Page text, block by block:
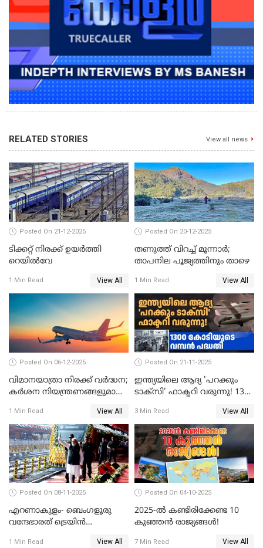
RELATED STORIES View all news
Posted On 21-12-2025
ടിക്കറ്റ് നിരക്ക് ഉയർത്തി
റെയില്‍വേ
1 Min Read View All
Posted On 20-12-2025
തണുത്ത് വിറച്ച് മൂന്നാർ;
താപനില പൂജ്യത്തിനും താഴെ
1 Min Read View All
Posted On 06-12-2025
വിമാനയാത്രാ നിരക്ക് വർദ്ധന;
കർശന നിയന്ത്രണങ്ങളുമായി
1 Min Read View All
Posted On 21-11-2025
ഇന്ത്യയിലെ ആദ്യ 'പറക്കും
ടാക്സി' ഫാക്ടറി വരുന്നു! 1300
3 Min Read View All
Posted On 08-11-2025
എറണാകുളം- ബെംഗളൂരു
വന്ദേഭാരത് ട്രെയിന്‍
1 Min Read View All
Posted On 04-10-2025
2025-ൽ കണ്ടിരിക്കേണ്ട 10
കുഞ്ഞൻ രാജ്യങ്ങൾ!
7 Min Read View All